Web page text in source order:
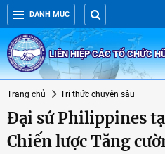
DANH MỤC
LIÊN HIỆP CÁC TỔ CHỨC
Trang chủ Tri thức chuyên sâu
Đại sứ Philippines
Chiến lược Tăng